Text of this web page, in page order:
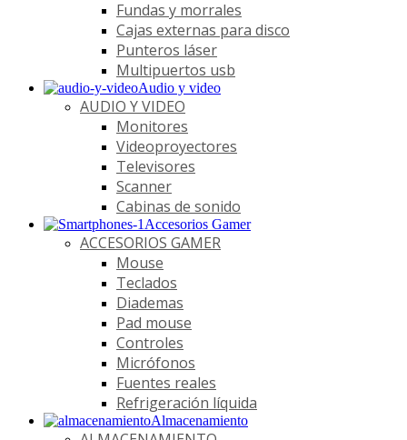
Fundas y morrales
Cajas externas para disco
Punteros láser
Multipuertos usb
Audio y video
AUDIO Y VIDEO
Monitores
Videoproyectores
Televisores
Scanner
Cabinas de sonido
Accesorios Gamer
ACCESORIOS GAMER
Mouse
Teclados
Diademas
Pad mouse
Controles
Micrófonos
Fuentes reales
Refrigeración líquida
Almacenamiento